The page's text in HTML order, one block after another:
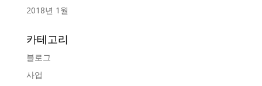
2018년 1월
카테고리
블로그
사업